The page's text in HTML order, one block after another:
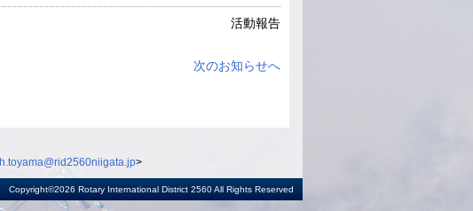
活動報告
次のお知らせへ
h.toyama@rid2560niigata.jp>
Copyright©2026 Rotary International District 2560 All Rights Reserved